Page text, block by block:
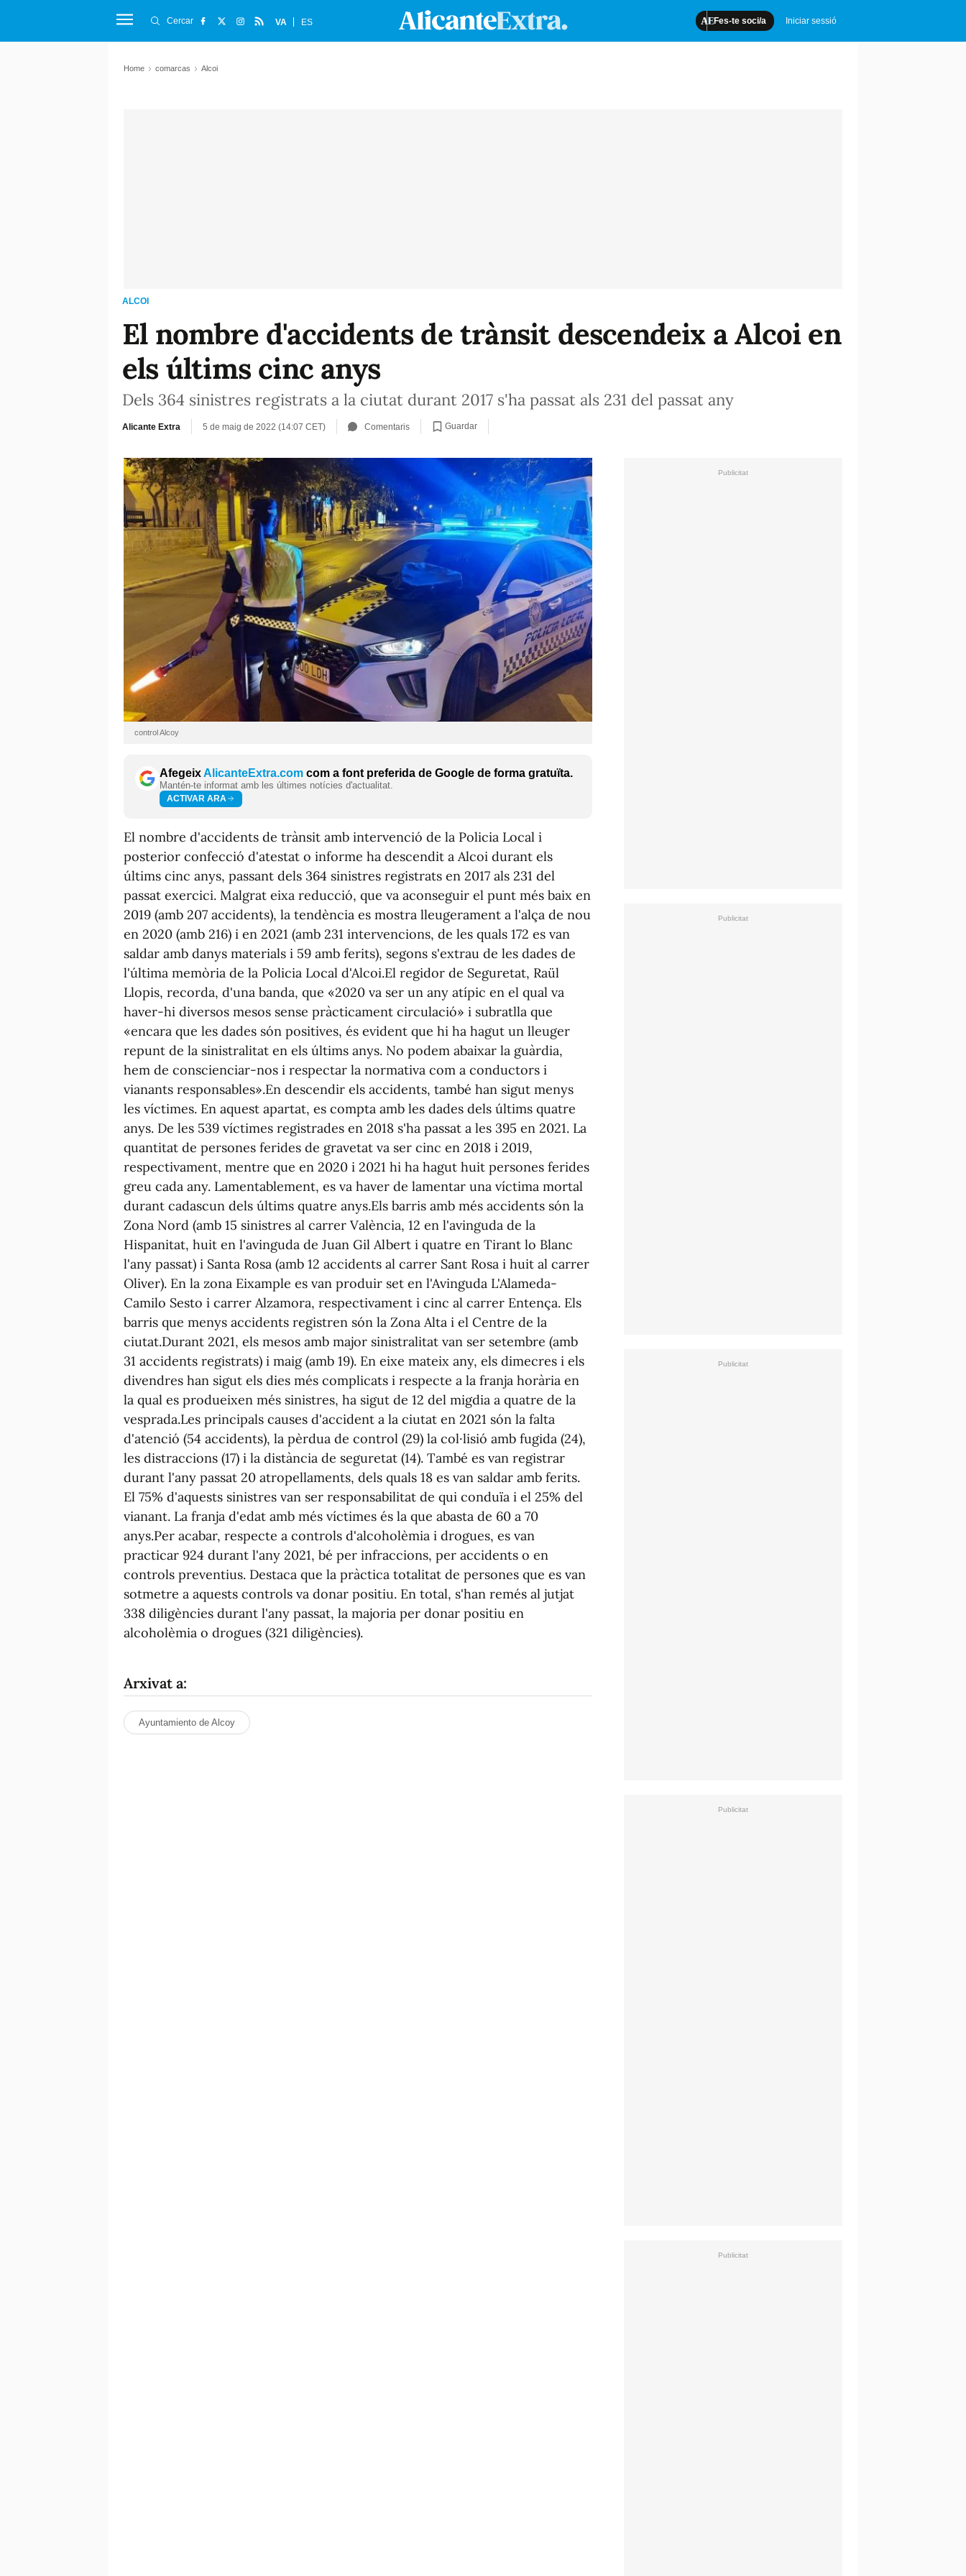
Fes-te soci/a Iniciar sessió
Cercar VA ES
Home comarcas Alcoi
ALCOI
El nombre d'accidents de trànsit descendeix a Alcoi en
els últims cinc anys
Dels 364 sinistres registrats a la ciutat durant 2017 s'ha passat als 231 del passat any
Alicante Extra 5 de maig de 2022 (14:07 CET) Comentaris Guardar
control Alcoy
AfegeixAlicanteExtra.com com a font preferida de Google de forma gratuïta.
Mantén-te informat amb les últimes notícies d'actualitat.
ACTIVAR ARA
El nombre d'accidents de trànsit amb intervenció de la Policia Local i
posterior confecció d'atestat o informe ha descendit a Alcoi durant els
últims cinc anys, passant dels 364 sinistres registrats en 2017 als 231 del
passat exercici. Malgrat eixa reducció, que va aconseguir el punt més baix en
2019 (amb 207 accidents), la tendència es mostra lleugerament a l'alça de nou
en 2020 (amb 216) i en 2021 (amb 231 intervencions, de les quals 172 es van
saldar amb danys materials i 59 amb ferits), segons s'extrau de les dades de
l'última memòria de la Policia Local d'Alcoi.El regidor de Seguretat, Raül
Llopis, recorda, d'una banda, que «2020 va ser un any atípic en el qual va
haver-hi diversos mesos sense pràcticament circulació» i subratlla que
«encara que les dades són positives, és evident que hi ha hagut un lleuger
repunt de la sinistralitat en els últims anys. No podem abaixar la guàrdia,
hem de conscienciar-nos i respectar la normativa com a conductors i
vianants responsables».En descendir els accidents, també han sigut menys
les víctimes. En aquest apartat, es compta amb les dades dels últims quatre
anys. De les 539 víctimes registrades en 2018 s'ha passat a les 395 en 2021. La
quantitat de persones ferides de gravetat va ser cinc en 2018 i 2019,
respectivament, mentre que en 2020 i 2021 hi ha hagut huit persones ferides
greu cada any. Lamentablement, es va haver de lamentar una víctima mortal
durant cadascun dels últims quatre anys.Els barris amb més accidents són la
Zona Nord (amb 15 sinistres al carrer València, 12 en l'avinguda de la
Hispanitat, huit en l'avinguda de Juan Gil Albert i quatre en Tirant lo Blanc
l'any passat) i Santa Rosa (amb 12 accidents al carrer Sant Rosa i huit al carrer
Oliver). En la zona Eixample es van produir set en l'Avinguda L'Alameda-
Camilo Sesto i carrer Alzamora, respectivament i cinc al carrer Entença. Els
barris que menys accidents registren són la Zona Alta i el Centre de la
ciutat.Durant 2021, els mesos amb major sinistralitat van ser setembre (amb
31 accidents registrats) i maig (amb 19). En eixe mateix any, els dimecres i els
divendres han sigut els dies més complicats i respecte a la franja horària en
la qual es produeixen més sinistres, ha sigut de 12 del migdia a quatre de la
vesprada.Les principals causes d'accident a la ciutat en 2021 són la falta
d'atenció (54 accidents), la pèrdua de control (29) la col·lisió amb fugida (24),
les distraccions (17) i la distància de seguretat (14). També es van registrar
durant l'any passat 20 atropellaments, dels quals 18 es van saldar amb ferits.
El 75% d'aquests sinistres van ser responsabilitat de qui conduïa i el 25% del
vianant. La franja d'edat amb més víctimes és la que abasta de 60 a 70
anys.Per acabar, respecte a controls d'alcoholèmia i drogues, es van
practicar 924 durant l'any 2021, bé per infraccions, per accidents o en
controls preventius. Destaca que la pràctica totalitat de persones que es van
sotmetre a aquests controls va donar positiu. En total, s'han remés al jutjat
338 diligències durant l'any passat, la majoria per donar positiu en
alcoholèmia o drogues (321 diligències).
Arxivat a:
Ayuntamiento de Alcoy